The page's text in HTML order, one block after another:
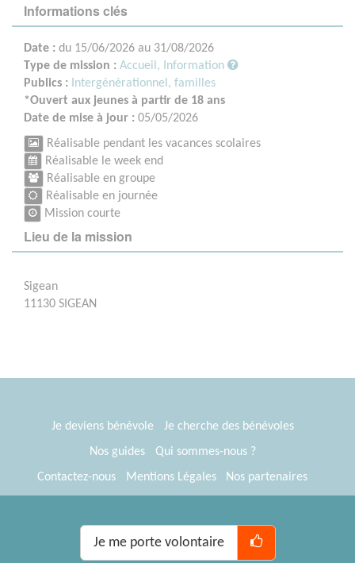
Informations clés
Date : du 15/06/2026 au 31/08/2026
Type de mission : Accueil, Information
Publics : Intergénérationnel, familles
*Ouvert aux jeunes à partir de 18 ans
Date de mise à jour : 05/05/2026
Réalisable pendant les vacances scolaires
Réalisable le week end
Réalisable en groupe
Réalisable en journée
Mission courte
Lieu de la mission
Sigean
11130 SIGEAN
Je me porte volontaire
Je deviens bénévole
Je cherche des bénévoles
Nos guides
Qui sommes-nous ?
Contactez-nous
Mentions Légales
Nos partenaires
® Tous Bénévoles 2012-2026
Webkast